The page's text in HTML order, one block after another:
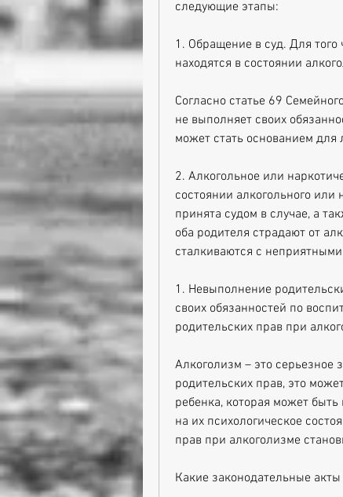
следующие этапы:
1. Обращение в суд. Для
находятся в состоянии
Согласно статье 69
не выполняет своих
может стать основанием
2. Алкогольное или
состоянии алкогольного или
принята судом в случае, а
оба родителя страдают от
сталкиваются с
1. Невыполнение
своих обязанностей по
родительских прав при
Алкоголизм – это серьезное
родительских прав, это
ребенка, которая может
на их психологическое
прав при алкоголизме
Какие законодательные